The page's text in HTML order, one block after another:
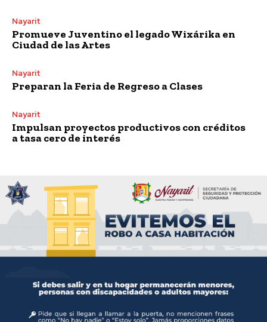
Nayarit
Promueve Juventino el legado Wixárika en
Ciudad de las Artes
Nayarit
Preparan la Feria de Regreso a Clases
Nayarit
Impulsan proyectos productivos con créditos
a tasa cero de interés